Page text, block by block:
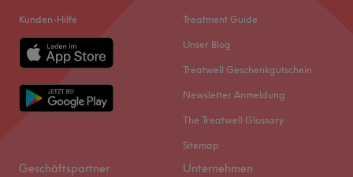
Kunden-Hilfe Treatment Guide
Unser Blog
Treatwell Geschenkgutschein
Newsletter Anmeldung
The Treatwell Glossary
Sitemap
Geschäftspartner Unternehmen